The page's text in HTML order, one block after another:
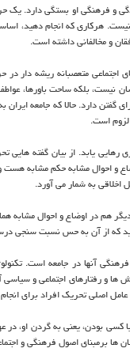
و فرهنگی او بستگی دارد.
هرکاری که انجام دهید،
و مخالفانی داشته است.
اجتماعی متعصبانه ریشه
بلکه ساحت باورها،
دارد. حالا که جامعه
است.
یابد. از بیان گفته
و احوال مشابه حکم مشابه
به شمار می آورد.
هم در اوضاع و احوال مشابه
که از آن به حس نسبت سنجی
آنها در جامعه است.
ها و رفتارهای اجتماعی و
تحریک افراد برای انجام
بودن، یعنی به گردن او، در
ها برمبنای اصول فرهنگی و